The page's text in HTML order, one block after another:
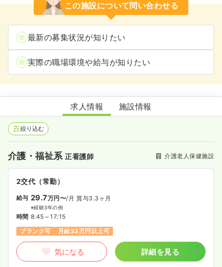
この施設について問い合わせる
最新の募集状況が知りたい
実際の職場環境や給与が知りたい
介護老人保健施設 あじさいガーデン伏見
求人情報 施設情報
絞り込む
介護・福祉系正看護師 介護老人保健施設
2交代（常勤）
給与 29.7万円〜/月 賞与3.3ヶ月
※経験3年の例
時間 8:45～17:15
ブランク可
月給33万円以上可
気になる 詳細を見る